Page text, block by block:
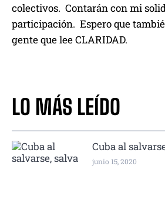
colectivos. Contarán con mi
participación. Espero que
gente que lee CLARIDAD.
LO MÁS LEÍDO
Cuba al
junio 15, 2020